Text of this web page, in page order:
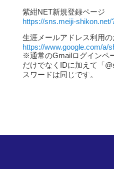
紫紺NET新規登録ページ
https://sns.meiji-
生涯メールアドレス利用の
https://www.google.com/a/
※通常のGmailログインペ
だけでなくIDに加えて「
スワードは同じです。